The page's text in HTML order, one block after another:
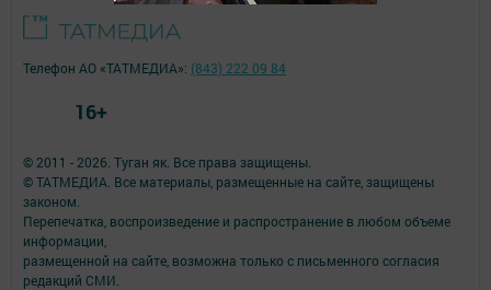
© 2011 - 2026. Туган як. Все права защищены.
© ТАТМЕДИА. Все материалы, размещенные на сайте, защищены
законом.
Перепечатка, воспроизведение и распространение в любом объеме
информации,
размещенной на сайте, возможна только с письменного согласия
редакций СМИ.
Телефон АО «ТАТМЕДИА»: (843) 222 09 84
16+